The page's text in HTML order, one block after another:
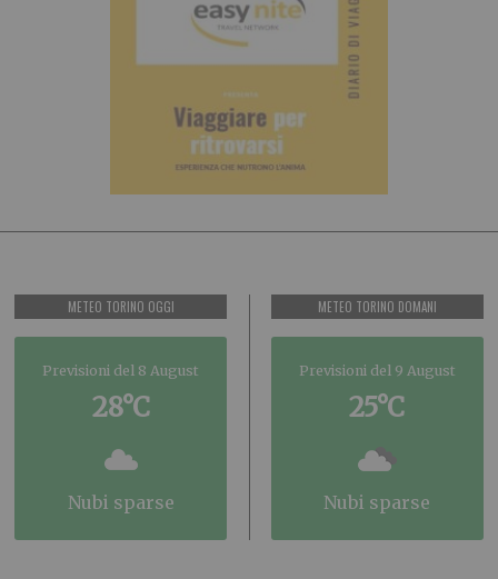
METEO TORINO OGGI
Previsioni del 8 August
28°C
nubi sparse
METEO TORINO DOMANI
Previsioni del 9 August
25°C
nubi sparse